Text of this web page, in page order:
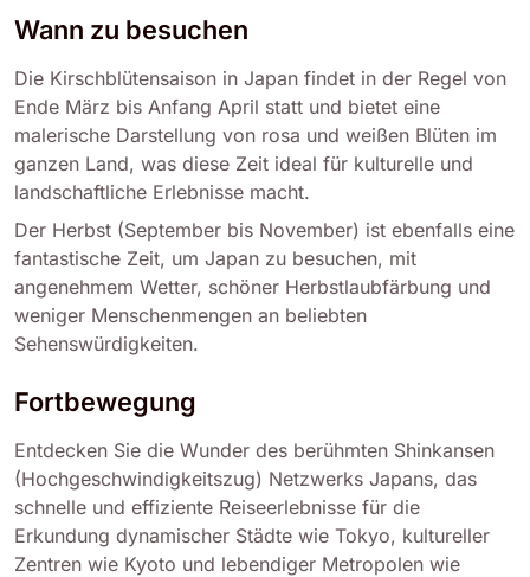
Wann zu besuchen
Die Kirschblütensaison in Japan findet in der Regel von
Ende März bis Anfang April statt und bietet eine
malerische Darstellung von rosa und weißen Blüten im
ganzen Land, was diese Zeit ideal für kulturelle und
landschaftliche Erlebnisse macht.
Der Herbst (September bis November) ist ebenfalls eine
fantastische Zeit, um Japan zu besuchen, mit
angenehmem Wetter, schöner Herbstlaubfärbung und
weniger Menschenmengen an beliebten
Sehenswürdigkeiten.
Fortbewegung
Entdecken Sie die Wunder des berühmten Shinkansen
(Hochgeschwindigkeitszug) Netzwerks Japans, das
schnelle und effiziente Reiseerlebnisse für die
Erkundung dynamischer Städte wie Tokyo, kultureller
Zentren wie Kyoto und lebendiger Metropolen wie